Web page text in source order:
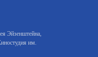
Эйзенштейна,
им.